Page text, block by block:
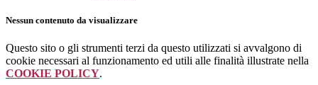
Nessun contenuto da visualizzare
Questo sito o gli strumenti terzi da questo utilizzati si avvalgono di
cookie necessari al funzionamento ed utili alle finalità illustrate nella
COOKIE POLICY.